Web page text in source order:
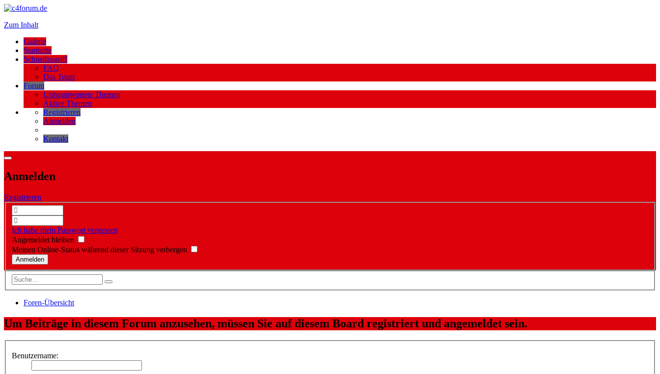
Zum Inhalt
Galerie
Startseite
Schnellzugriff
FAQ
Das Team
Forum
Unbeantwortete Themen
Aktive Themen
Registrieren
Anmelden
Kontakt
Anmelden
Registrieren
Ich habe mein Passwort vergessen
Angemeldet bleiben
Meinen Online-Status während dieser Sitzung verbergen
Foren-Übersicht
Um Beiträge in diesem Forum anzusehen, müssen Sie auf diesem Board registriert und angemeldet sein.
Benutzername: